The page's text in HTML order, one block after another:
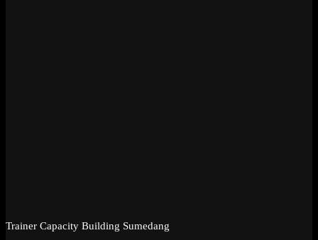
Trainer Capacity Building Sumedang